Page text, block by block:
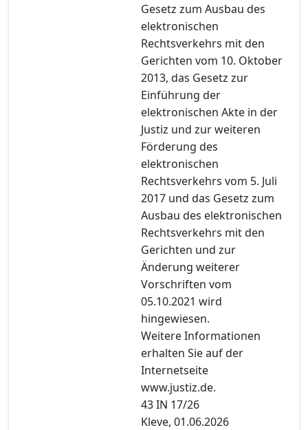
Gesetz zum Ausbau des
elektronischen
Rechtsverkehrs mit den
Gerichten vom 10. Oktober
2013, das Gesetz zur
Einführung der
elektronischen Akte in der
Justiz und zur weiteren
Förderung des
elektronischen
Rechtsverkehrs vom 5. Juli
2017 und das Gesetz zum
Ausbau des elektronischen
Rechtsverkehrs mit den
Gerichten und zur
Änderung weiterer
Vorschriften vom
05.10.2021 wird
hingewiesen.
Weitere Informationen
erhalten Sie auf der
Internetseite
www.justiz.de.
43 IN 17/26
Kleve, 01.06.2026